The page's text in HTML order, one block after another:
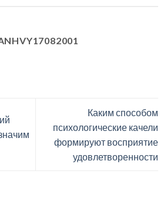
Каким способом
психологические качели
формируют восприятие
удовлетворенности